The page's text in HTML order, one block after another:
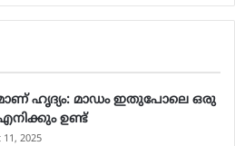
ഹൃദ്യം: മാഡം ഇതുപോലെ ഒരു
ഉണ്ട്
2025